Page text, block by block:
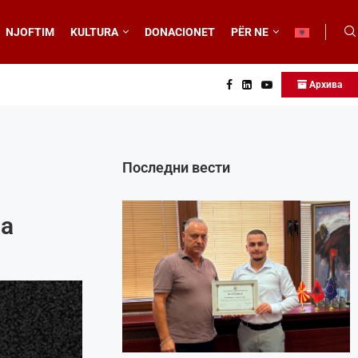
NJOFTIM KULTURA DONACIONET PËR NE
Архива
Последни вести